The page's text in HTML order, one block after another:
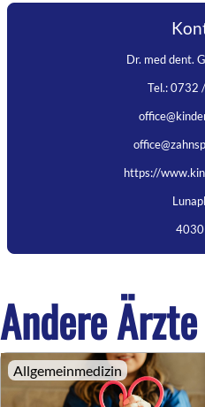
Dr. med dent.
Tel.: 0732
https://
4030
Andere Ärzte
Allgemeinmedizin